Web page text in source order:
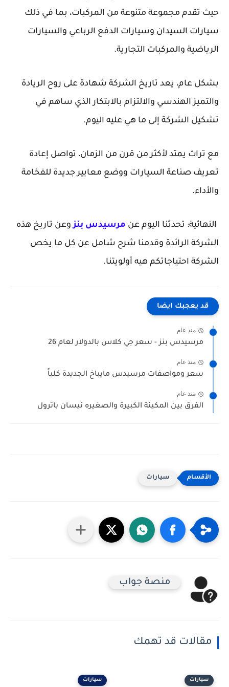
حيث تقدم مجموعة متنوعة من المركبات، بما في ذلك
سيارات السيدان وسيارات الدفع الرباعي والسيارات
الرياضية والمركبات التجارية.
بشكل عام، يعد تاريخ الشركة شهادة على روح الريادة
والتميز الهندسي والالتزام بالابتكار الذي ساهم في
تشكيل الشركة إلى ما هي عليه اليوم.
مع تراث يمتد لأكثر من قرن من الزمان، تواصل إعادة
تعريف صناعة السيارات ووضع معايير جديدة للفخامة
والأداء.
النهائية: تحدثنا اليوم عن مرسيدس بنزوعن تاريخ هذه
الشركة الرائدة وقدمنا شرح شامل عن كل ما يخص
الشركة احتياجاتكم هيه أولويتنا.
قد يعجبك ايضا
منذ عام
مرسيدس بنز - سعر جي كلاس بالدولار لعام 26
منذ عام
سعر ومواصفات مرسيدس مايباخ الجديدة كلياً
منذ عام
الفرق بين المكينة الكبيرة والصغيره نيسان باترول
سيارات
منصة جواب
مقالات قد تهمك
سيارات سيارات